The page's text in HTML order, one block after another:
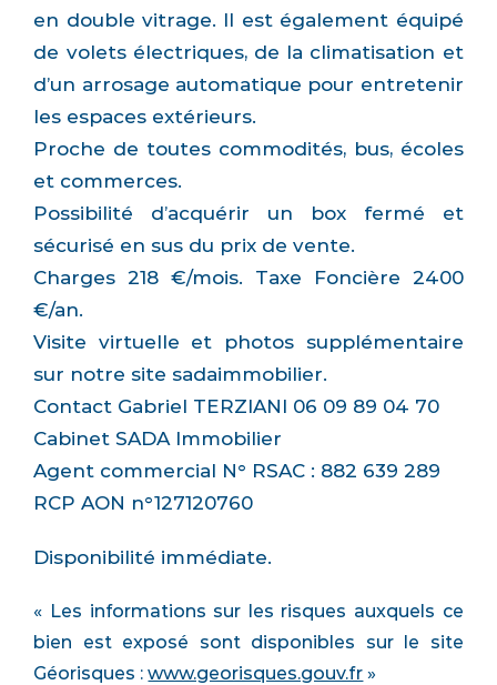
en double vitrage. Il est également équipé
de volets électriques, de la climatisation et
d’un arrosage automatique pour entretenir
les espaces extérieurs.
Proche de toutes commodités, bus, écoles
et commerces.
Possibilité d’acquérir un box fermé et
sécurisé en sus du prix de vente.
Charges 218 €/mois. Taxe Foncière 2400
€/an.
Visite virtuelle et photos supplémentaire
sur notre site sadaimmobilier.
Contact Gabriel TERZIANI 06 09 89 04 70
Cabinet SADA Immobilier
Agent commercial N° RSAC : 882 639 289
RCP AON n°127120760
Disponibilité immédiate.
« Les informations sur les risques auxquels ce
bien est exposé sont disponibles sur le site
Géorisques :www.georisques.gouv.fr »